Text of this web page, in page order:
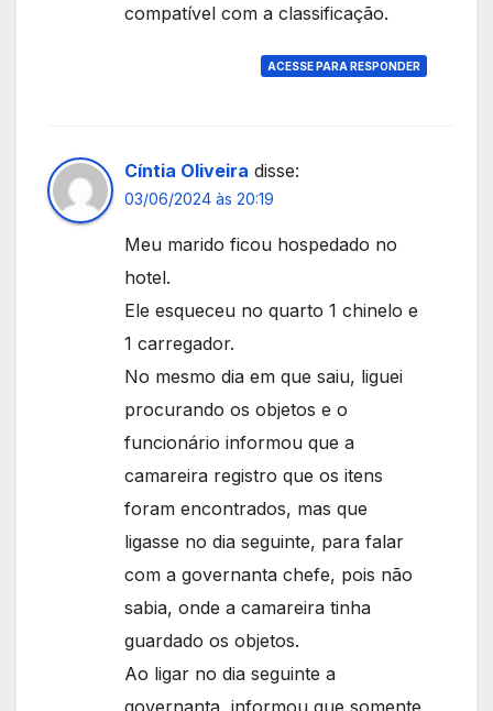
compatível com a classificação.
ACESSE PARA RESPONDER
Cíntia Oliveira disse:
03/06/2024 às 20:19
Meu marido ficou hospedado no
hotel.
Ele esqueceu no quarto 1 chinelo e
1 carregador.
No mesmo dia em que saiu, liguei
procurando os objetos e o
funcionário informou que a
camareira registro que os itens
foram encontrados, mas que
ligasse no dia seguinte, para falar
com a governanta chefe, pois não
sabia, onde a camareira tinha
guardado os objetos.
Ao ligar no dia seguinte a
governanta, informou que somente